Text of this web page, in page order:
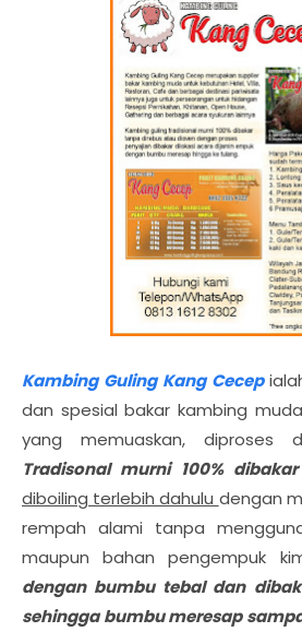
Kambing Guling Kang Cecep
dan spesial bakar kambing
yang memuaskan, diproses
Tradisonal murni 100% dibakar
diboiling terlebih dahulu dengan
rempah alami tanpa
maupun bahan pengempuk
dengan bumbu tebal dan
sehingga bumbu meresap